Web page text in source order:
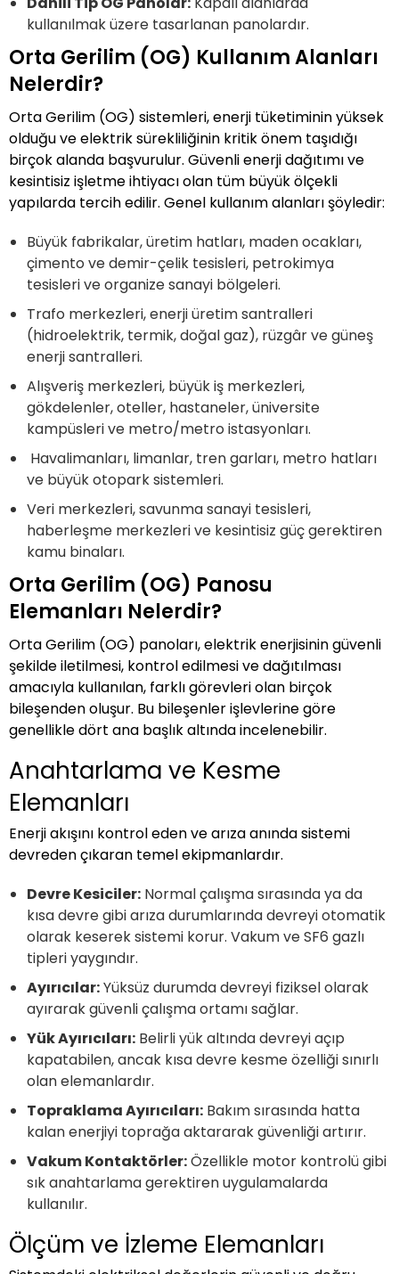
kullanılmak üzere tasarlanan panolardır.
Orta Gerilim (OG) Kullanım Alanları
Nelerdir?
Orta Gerilim (OG) sistemleri, enerji tüketiminin yüksek
olduğu ve elektrik sürekliliğinin kritik önem taşıdığı
birçok alanda başvurulur. Güvenli enerji dağıtımı ve
kesintisiz işletme ihtiyacı olan tüm büyük ölçekli
yapılarda tercih edilir. Genel kullanım alanları şöyledir:
Büyük fabrikalar, üretim hatları, maden ocakları,
çimento ve demir-çelik tesisleri, petrokimya
tesisleri ve organize sanayi bölgeleri.
Trafo merkezleri, enerji üretim santralleri
(hidroelektrik, termik, doğal gaz), rüzgâr ve güneş
enerji santralleri.
Alışveriş merkezleri, büyük iş merkezleri,
gökdelenler, oteller, hastaneler, üniversite
kampüsleri ve metro/metro istasyonları.
Havalimanları, limanlar, tren garları, metro hatları
ve büyük otopark sistemleri.
Veri merkezleri, savunma sanayi tesisleri,
haberleşme merkezleri ve kesintisiz güç gerektiren
kamu binaları.
Orta Gerilim (OG) Panosu
Elemanları Nelerdir?
Orta Gerilim (OG) panoları, elektrik enerjisinin güvenli
şekilde iletilmesi, kontrol edilmesi ve dağıtılması
amacıyla kullanılan, farklı görevleri olan birçok
bileşenden oluşur. Bu bileşenler işlevlerine göre
genellikle dört ana başlık altında incelenebilir.
Anahtarlama ve Kesme
Elemanları
Enerji akışını kontrol eden ve arıza anında sistemi
devreden çıkaran temel ekipmanlardır.
Devre Kesiciler: Normal çalışma sırasında ya da
kısa devre gibi arıza durumlarında devreyi otomatik
olarak keserek sistemi korur. Vakum ve SF6 gazlı
tipleri yaygındır.
Ayırıcılar:Yüksüz durumda devreyi fiziksel olarak
ayırarak güvenli çalışma ortamı sağlar.
Yük Ayırıcıları: Belirli yük altında devreyi açıp
kapatabilen, ancak kısa devre kesme özelliği sınırlı
olan elemanlardır.
Topraklama Ayırıcıları: Bakım sırasında hatta
kalan enerjiyi toprağa aktararak güvenliği artırır.
Vakum Kontaktörler:Özellikle motor kontrolü gibi
sık anahtarlama gerektiren uygulamalarda
kullanılır.
Ölçüm ve İzleme Elemanları